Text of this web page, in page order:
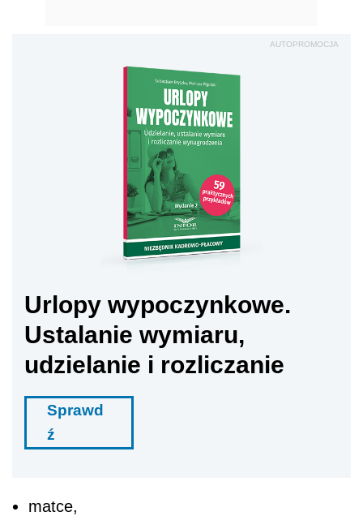
AUTOPROMOCJA
Urlopy wypoczynkowe.
Ustalanie wymiaru,
udzielanie i rozliczanie
Sprawd
ź
matce,